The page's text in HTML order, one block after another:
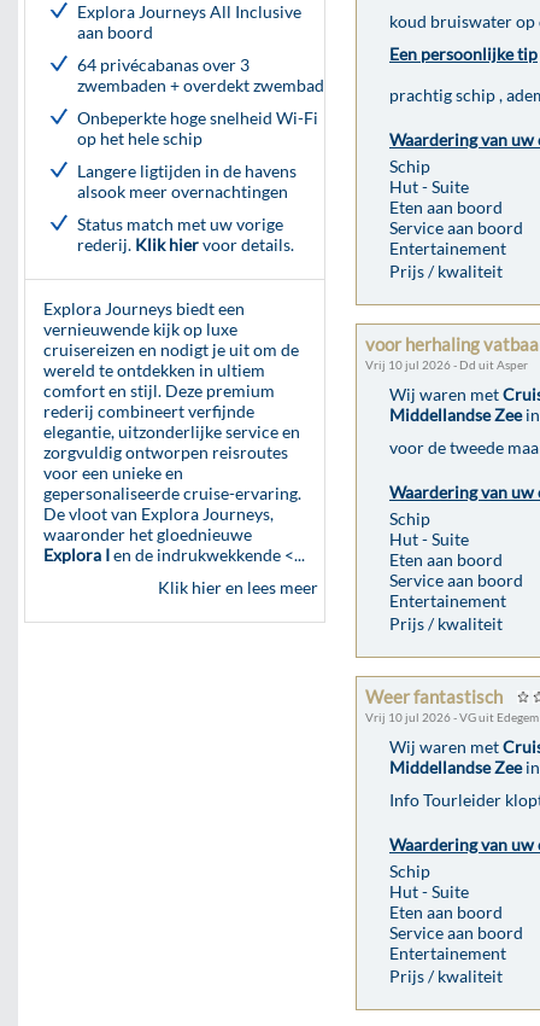
Explora Journeys All Inclusive
aan boord
64 privécabanas over 3
zwembaden + overdekt zwembad
Onbeperkte hoge snelheid Wi-Fi
op het hele schip
Langere ligtijden in de havens
alsook meer overnachtingen
Status match met uw vorige
rederij. Klik hiervoor details.
Explora Journeys biedt een
vernieuwende kijk op luxe
cruisereizen en nodigt je uit om de
wereld te ontdekken in ultiem
comfort en stijl. Deze premium
rederij combineert verfijnde
elegantie, uitzonderlijke service en
zorgvuldig ontworpen reisroutes
voor een unieke en
gepersonaliseerde cruise-ervaring.
De vloot van Explora Journeys,
waaronder het gloednieuwe
Explora Ien de indrukwekkende <...
Klik hier en lees meer
koud bruiswater op
Een persoonlijke tip
prachtig schip ,
Waardering van uw
Schip
Hut - Suite
Eten aan boord
Service aan boord
Entertainement
Prijs / kwaliteit
voor herhaling
Vrij 10 jul 2026 - Dd uit Asper
Wij waren met
Middellandse Zeein
voor de tweede
Waardering van uw
Schip
Hut - Suite
Eten aan boord
Service aan boord
Entertainement
Prijs / kwaliteit
Weer fantastisch
Vrij 10 jul 2026 - VG uit Edegem
Wij waren met
Middellandse Zeein
Info Tourleider
Waardering van uw
Schip
Hut - Suite
Eten aan boord
Service aan boord
Entertainement
Prijs / kwaliteit